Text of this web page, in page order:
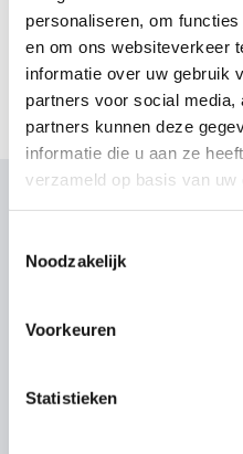
personaliseren, om
en om ons websiteverkeer
informatie over uw gebruik
partners voor social
partners kunnen deze
informatie die u aan ze
verzameld op basis van uw
Noodzakelijk
Voorkeuren
Statistieken
inwinnen op het gebied
centraal tijdens de cursus.
Wat onze